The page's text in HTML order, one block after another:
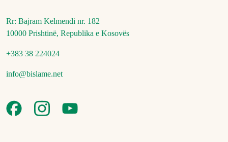
Rr: Bajram Kelmendi nr. 182
10000 Prishtinë, Republika e Kosovës
+383 38 224024
info@bislame.net